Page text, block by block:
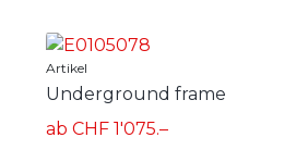
Artikel
Underground frame
ab CHF 1'075.–